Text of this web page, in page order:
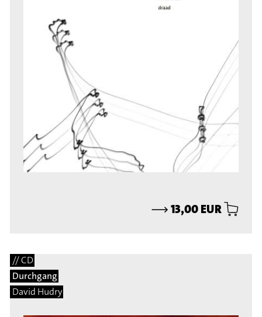
⟶13,00 EUR
// CD
Durchgang
David Hudry